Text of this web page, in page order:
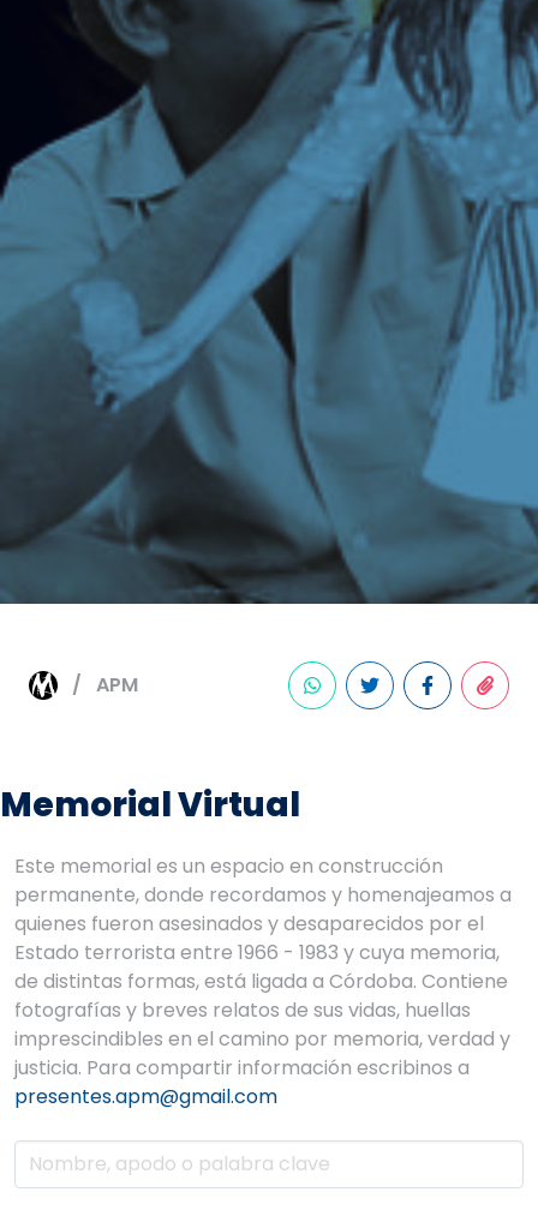
APM
Memorial Virtual
Este memorial es un espacio en construcción
permanente, donde recordamos y homenajeamos a
quienes fueron asesinados y desaparecidos por el
Estado terrorista entre 1966 - 1983 y cuya memoria,
de distintas formas, está ligada a Córdoba. Contiene
fotografías y breves relatos de sus vidas, huellas
imprescindibles en el camino por memoria, verdad y
justicia. Para compartir información escribinos a
presentes.apm@gmail.com